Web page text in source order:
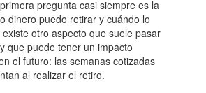
pregunta casi siempre es la
dinero puedo retirar y cuándo lo
otro aspecto que suele pasar
que puede tener un impacto
el futuro: las semanas cotizadas
al realizar el retiro.